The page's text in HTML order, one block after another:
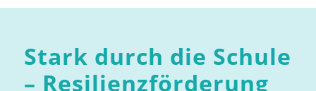
Stark durch die Schule
– Resilienzförderung